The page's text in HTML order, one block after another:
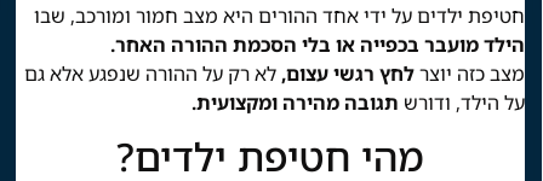
חטיפת ילדים על ידי אחד ההורים היא מצב חמור ומורכב, שבו
הילד מועבר בכפייה או בלי הסכמת ההורה האחר.
מצב כזה יוצרלחץ רגשי עצום,לא רק על ההורה שנפגע אלא גם
על הילד, ודורש תגובה מהירה ומקצועית.
מהי חטיפת ילדים?